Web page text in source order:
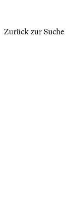
Zurück zur Suche